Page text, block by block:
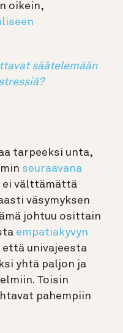
oikein,
säätelemään
tarpeeksi unta,
seuraavana
ei välttämättä
väsymyksen
johtuu osittain
empatiakyvyn
että univajeesta
yhtä paljon ja
Toisin
pahempiin